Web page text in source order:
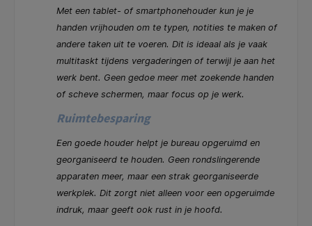
Met een tablet- of smartphonehouder kun je je
handen vrijhouden om te typen, notities te maken of
andere taken uit te voeren. Dit is ideaal als je vaak
multitaskt tijdens vergaderingen of terwijl je aan het
werk bent. Geen gedoe meer met zoekende handen
of scheve schermen, maar focus op je werk.
Ruimtebesparing
Een goede houder helpt je bureau opgeruimd en
georganiseerd te houden. Geen rondslingerende
apparaten meer, maar een strak georganiseerde
werkplek. Dit zorgt niet alleen voor een opgeruimde
indruk, maar geeft ook rust in je hoofd.